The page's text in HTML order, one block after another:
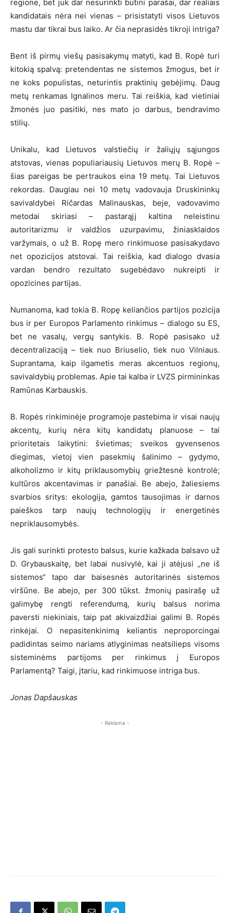
regione, bet juk dar nesurinkti būtini parašai, dar realiais
kandidatais nėra nei vienas – prisistatyti visos Lietuvos
mastu dar tikrai bus laiko. Ar čia neprasidės tikroji intriga?
Bent iš pirmų viešų pasisakymų matyti, kad B. Ropė turi
kitokią spalvą: pretendentas ne sistemos žmogus, bet ir
ne koks populistas, neturintis praktinių gebėjimų. Daug
metų renkamas Ignalinos meru. Tai reiškia, kad vietiniai
žmonės juo pasitiki, nes mato jo darbus, bendravimo
stilių.
Unikalu, kad Lietuvos valstiečių ir žaliųjų sąjungos
atstovas, vienas populiariausių Lietuvos merų B. Ropė –
šias pareigas be pertraukos eina 19 metų. Tai Lietuvos
rekordas. Daugiau nei 10 metų vadovauja Druskininkų
savivaldybei Ričardas Malinauskas, beje, vadovavimo
metodai skiriasi – pastarąjį kaltina neleistinu
autoritarizmu ir valdžios uzurpavimu, žiniasklaidos
varžymais, o už B. Ropę mero rinkimuose pasisakydavo
net opozicijos atstovai. Tai reiškia, kad dialogo dvasia
vardan bendro rezultato sugebėdavo nukreipti ir
opozicines partijas.
Numanoma, kad tokia B. Ropę keliančios partijos pozicija
bus ir per Europos Parlamento rinkimus – dialogo su ES,
bet ne vasalų, vergų santykis. B. Ropė pasisako už
decentralizaciją – tiek nuo Briuselio, tiek nuo Vilniaus.
Suprantama, kaip ilgametis meras akcentuos regionų,
savivaldybių problemas. Apie tai kalba ir LVZS pirmininkas
Ramūnas Karbauskis.
B. Ropės rinkiminėje programoje pastebima ir visai naujų
akcentų, kurių nėra kitų kandidatų planuose – tai
prioritetais laikytini: švietimas; sveikos gyvensenos
diegimas, vietoj vien pasekmių šalinimo – gydymo,
alkoholizmo ir kitų priklausomybių griežtesnė kontrolė;
kultūros akcentavimas ir panašiai. Be abejo, žaliesiems
svarbios sritys: ekologija, gamtos tausojimas ir darnos
paieškos tarp naujų technologijų ir energetinės
nepriklausomybės.
Jis gali surinkti protesto balsus, kurie kažkada balsavo už
D. Grybauskaitę, bet labai nusivylė, kai ji atėjusi „ne iš
sistemos“ tapo dar baisesnės autoritarinės sistemos
viršūne. Be abejo, per 300 tūkst. žmonių pasirašę už
galimybę rengti referendumą, kurių balsus norima
paversti niekiniais, taip pat akivaizdžiai galimi B. Ropės
rinkėjai. O nepasitenkinimą keliantis neproporcingai
padidintas seimo nariams atlyginimas neatsilieps visoms
sisteminėms partijoms per rinkimus į Europos
Parlamentą? Taigi, įtariu, kad rinkimuose intriga bus.
Jonas Dapšauskas
- Reklama -